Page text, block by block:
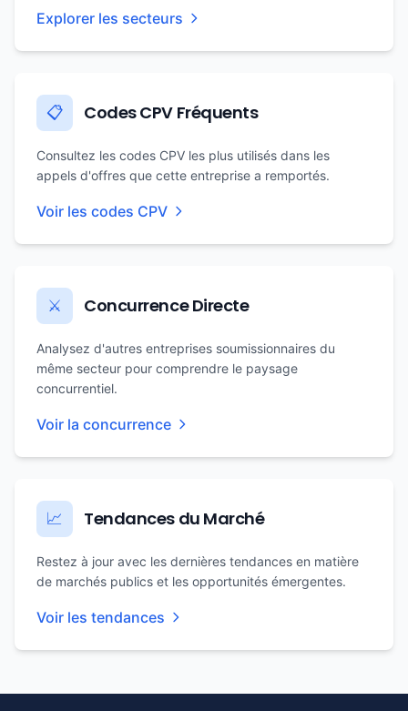
Explorer les secteurs
📋 Codes CPV Fréquents
Consultez les codes CPV les plus utilisés dans les
appels d'offres que cette entreprise a remportés.
Voir les codes CPV
⚔️ Concurrence Directe
Analysez d'autres entreprises soumissionnaires du
même secteur pour comprendre le paysage
concurrentiel.
Voir la concurrence
📈 Tendances du Marché
Restez à jour avec les dernières tendances en matière
de marchés publics et les opportunités émergentes.
Voir les tendances